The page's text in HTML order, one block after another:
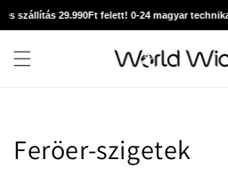
szállítás 29.990Ft felett! 0-24 magyar
Ugrás a
Kollekció:
Feröer-szigetek